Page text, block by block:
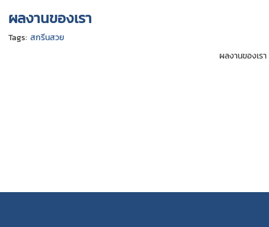
ผลงานของเรา
Tags: สกรีนสวย
ผลงานของเรา